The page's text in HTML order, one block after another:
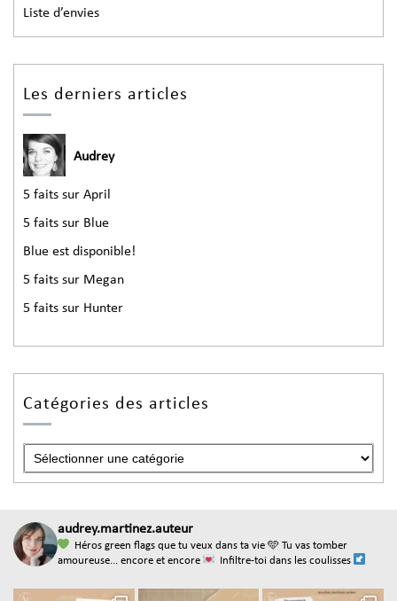
Liste d’envies
Les derniers articles
Audrey
5 faits sur April
5 faits sur Blue
Blue est disponible!
5 faits sur Megan
5 faits sur Hunter
Catégories des articles
audrey.martinez.auteur
Héros green flags que tu veux dans ta vie 🩵 Tu vas tomber
amoureuse... encore et encore
Infiltre-toi dans les coulisses